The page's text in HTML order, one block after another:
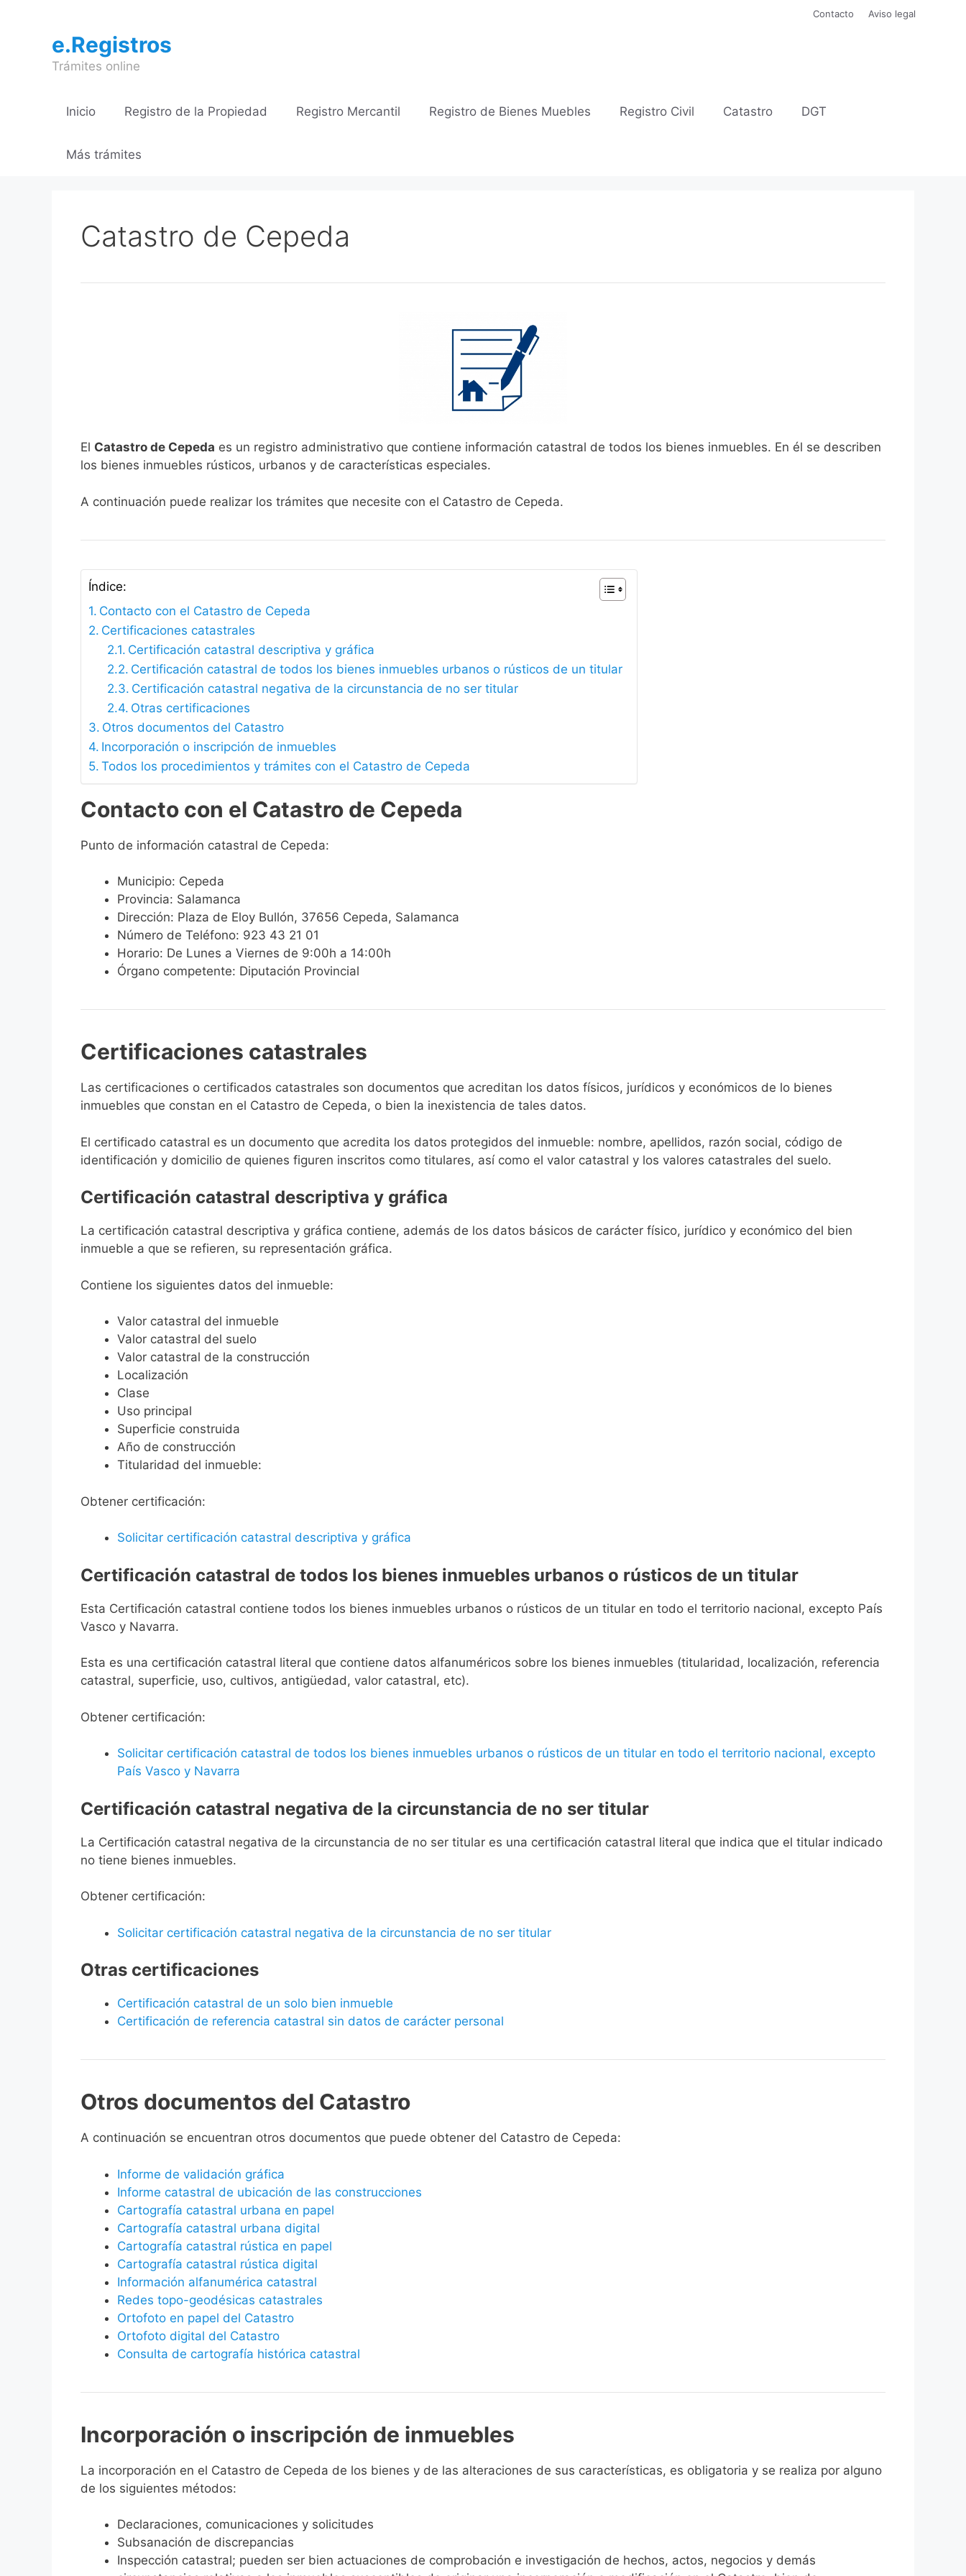
contenido
Contacto Aviso legal
e.Registros
Trámites online
Inicio Registro de la Propiedad Registro Mercantil Registro de Bienes Muebles Registro Civil Catastro DGT
Más trámites
Catastro de Cepeda
El Catastro de Cepeda es un registro administrativo que contiene información catastral de todos los bienes inmuebles. En él se describen
los bienes inmuebles rústicos, urbanos y de características especiales.
A continuación puede realizar los trámites que necesite con el Catastro de Cepeda.
Índice:
Contacto con el Catastro de Cepeda
Certificaciones catastrales
Certificación catastral descriptiva y gráfica
Certificación catastral de todos los bienes inmuebles urbanos o rústicos de un titular
Certificación catastral negativa de la circunstancia de no ser titular
Otras certificaciones
Otros documentos del Catastro
Incorporación o inscripción de inmuebles
Todos los procedimientos y trámites con el Catastro de Cepeda
Contacto con el Catastro de Cepeda
Punto de información catastral de Cepeda:
Municipio: Cepeda
Provincia: Salamanca
Dirección: Plaza de Eloy Bullón, 37656 Cepeda, Salamanca
Número de Teléfono: 923 43 21 01
Horario: De Lunes a Viernes de 9:00h a 14:00h
Órgano competente: Diputación Provincial
Certificaciones catastrales
Las certificaciones o certificados catastrales son documentos que acreditan los datos físicos, jurídicos y económicos de lo bienes
inmuebles que constan en el Catastro de Cepeda, o bien la inexistencia de tales datos.
El certificado catastral es un documento que acredita los datos protegidos del inmueble: nombre, apellidos, razón social, código de
identificación y domicilio de quienes figuren inscritos como titulares, así como el valor catastral y los valores catastrales del suelo.
Certificación catastral descriptiva y gráfica
La certificación catastral descriptiva y gráfica contiene, además de los datos básicos de carácter físico, jurídico y económico del bien
inmueble a que se refieren, su representación gráfica.
Contiene los siguientes datos del inmueble:
Valor catastral del inmueble
Valor catastral del suelo
Valor catastral de la construcción
Localización
Clase
Uso principal
Superficie construida
Año de construcción
Titularidad del inmueble:
Obtener certificación:
Solicitar certificación catastral descriptiva y gráfica
Certificación catastral de todos los bienes inmuebles urbanos o rústicos de un titular
Esta Certificación catastral contiene todos los bienes inmuebles urbanos o rústicos de un titular en todo el territorio nacional, excepto País
Vasco y Navarra.
Esta es una certificación catastral literal que contiene datos alfanuméricos sobre los bienes inmuebles (titularidad, localización, referencia
catastral, superficie, uso, cultivos, antigüedad, valor catastral, etc).
Obtener certificación:
Solicitar certificación catastral de todos los bienes inmuebles urbanos o rústicos de un titular en todo el territorio nacional, excepto
País Vasco y Navarra
Certificación catastral negativa de la circunstancia de no ser titular
La Certificación catastral negativa de la circunstancia de no ser titular es una certificación catastral literal que indica que el titular indicado
no tiene bienes inmuebles.
Obtener certificación:
Solicitar certificación catastral negativa de la circunstancia de no ser titular
Otras certificaciones
Certificación catastral de un solo bien inmueble
Certificación de referencia catastral sin datos de carácter personal
Otros documentos del Catastro
A continuación se encuentran otros documentos que puede obtener del Catastro de Cepeda:
Informe de validación gráfica
Informe catastral de ubicación de las construcciones
Cartografía catastral urbana en papel
Cartografía catastral urbana digital
Cartografía catastral rústica en papel
Cartografía catastral rústica digital
Información alfanumérica catastral
Redes topo-geodésicas catastrales
Ortofoto en papel del Catastro
Ortofoto digital del Catastro
Consulta de cartografía histórica catastral
Incorporación o inscripción de inmuebles
La incorporación en el Catastro de Cepeda de los bienes y de las alteraciones de sus características, es obligatoria y se realiza por alguno
de los siguientes métodos:
Declaraciones, comunicaciones y solicitudes
Subsanación de discrepancias
Inspección catastral; pueden ser bien actuaciones de comprobación e investigación de hechos, actos, negocios y demás